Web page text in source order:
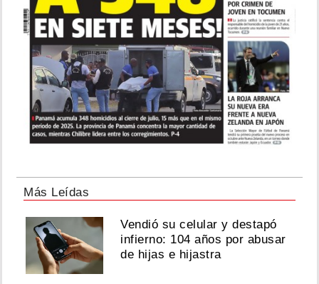
Más Leídas
Vendió su celular y destapó
infierno: 104 años por abusar
de hijas e hijastra